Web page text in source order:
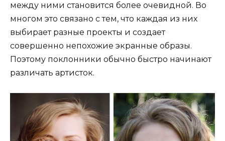
между ними становится более очевидной. Во
многом это связано с тем, что каждая из них
выбирает разные проекты и создает
совершенно непохожие экранные образы.
Поэтому поклонники обычно быстро начинают
различать артисток.